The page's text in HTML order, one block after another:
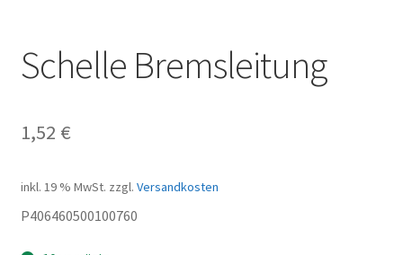
Schelle Bremsleitung
1,52 €
inkl. 19 % MwSt. zzgl. Versandkosten
P406460500100760